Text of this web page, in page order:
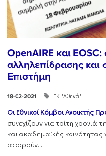
OpenAIRE και EOSC:
αλληλεπίδρασης και
Επιστήμη
18-02-2021 ΕΚ "Αθηνά"
Οι Εθνικοί Κόμβοι Ανοικτής
συνεχίζουν για τρίτη χρονιά
και ακαδημαϊκής κοινότητας
αφορούν...